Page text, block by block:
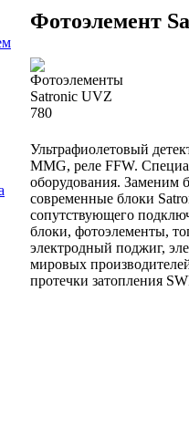
Фотоэлемент
Ультрафиолетовый
MMG, реле FFW.
оборудования. Заменим
современные блоки
сопутствующего
блоки, фотоэлементы,
электродный поджиг,
мировых
протечки затопления